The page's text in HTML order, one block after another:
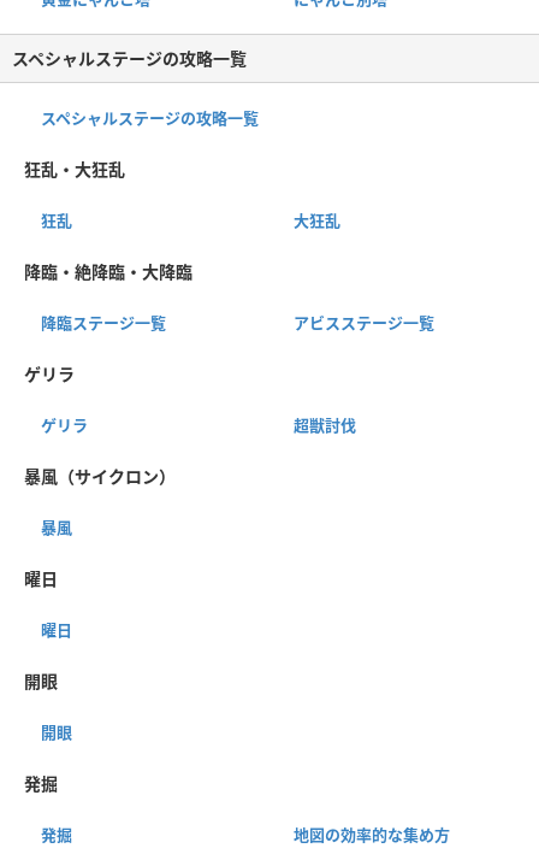
スペシャルステージの攻略一覧
スペシャルステージの攻略一覧
狂乱・大狂乱
狂乱 大狂乱
降臨・絶降臨・大降臨
降臨ステージ一覧 アビスステージ一覧
ゲリラ
ゲリラ 超獣討伐
暴風（サイクロン）
暴風
曜日
曜日
開眼
開眼
発掘
発掘 地図の効率的な集め方